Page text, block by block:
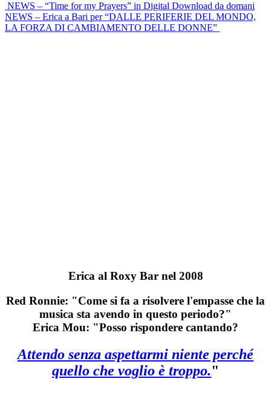
NEWS – “Time for my Prayers” in Digital Download da domani
NEWS – Erica a Bari per “DALLE PERIFERIE DEL MONDO,
LA FORZA DI CAMBIAMENTO DELLE DONNE”
Erica al Roxy Bar nel 2008
Red Ronnie: "Come si fa a risolvere l'empasse che la
musica sta avendo in questo periodo?"
Erica Mou: "Posso rispondere cantando?
Attendo senza aspettarmi niente perché
quello che voglio è troppo."